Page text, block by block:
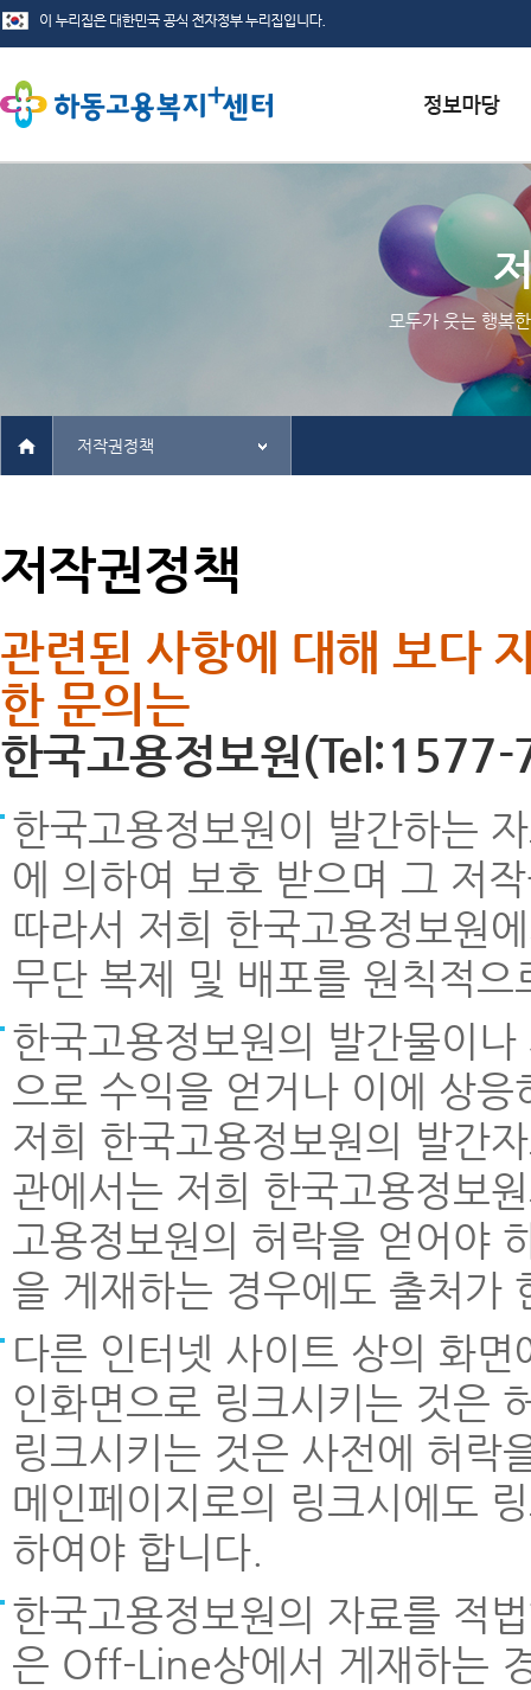
서식자료실
채용정보
인재정보
관련사이트
모두가 웃는 행복
저작권정책
저작권정책
관련된 사항에 대해 보다
한 문의는
한국고용정보원
한국고용정보원이 발간하는
에 의하여 보호 받으며 그 저
따라서 저희 한국고용정보원
무단 복제 및 배포를 원칙적으
한국고용정보원의 발간물이
으로 수익을 얻거나 이에 상
저희 한국고용정보원의 발간
관에서는 저희 한국고용정보
고용정보원의 허락을 얻어야
을 게재하는 경우에도 출처가
다른 인터넷 사이트 상의 화
인화면으로 링크시키는 것은
링크시키는 것은 사전에 허락
메인페이지로의 링크시에도
하여야 합니다.
한국고용정보원의 자료를 적
은 Off-Line상에서 게재하는